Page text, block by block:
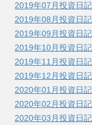
2019年07月投資日記
2019年08月投資日記
2019年09月投資日記
2019年10月投資日記
2019年11月投資日記
2019年12月投資日記
2020年01月投資日記
2020年02月投資日記
2020年03月投資日記